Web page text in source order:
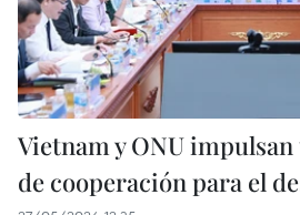
Vietnam y ONU
de cooperación para el